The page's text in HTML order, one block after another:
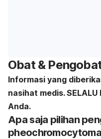
Obat &
Informasi yang
nasihat medis.
Anda.
Apa saja pilihan